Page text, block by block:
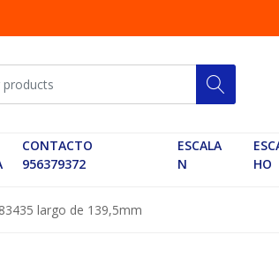
CONTACTO
956379372
ESCALA
N
HO
largo de 139,5mm